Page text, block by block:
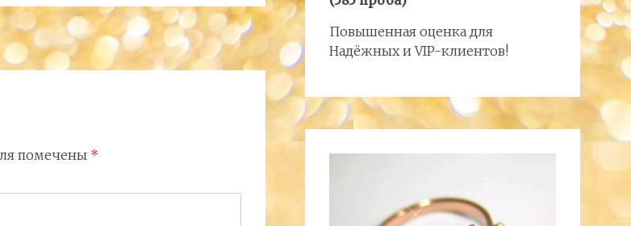
помечены *
Повышенная оценка для
Надёжных и VIP-клиентов!